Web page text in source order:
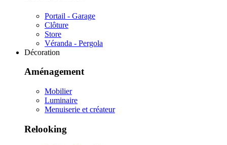
Portail - Garage
Clôture
Store
Véranda - Pergola
Décoration
Aménagement
Mobilier
Luminaire
Menuiserie et créateur
Relooking